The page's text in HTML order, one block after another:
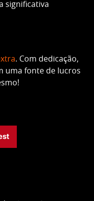
significativa
. Com dedicação,
uma fonte de lucros